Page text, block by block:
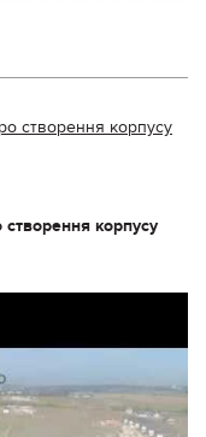
корпусу